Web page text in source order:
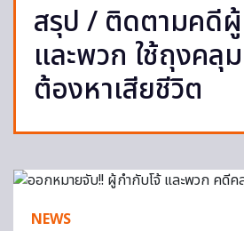
สรุป / ติดตามคดี
และพวก ใช้ถุงคลุ
ต้องหาเสียชีวิต
NEWS